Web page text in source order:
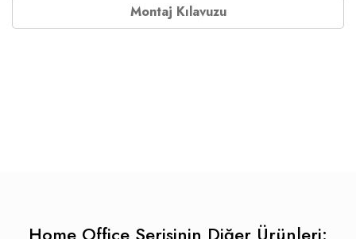
Montaj Kılavuzu